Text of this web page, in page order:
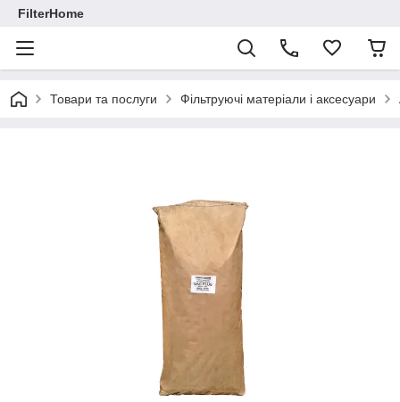
FilterHome
Товари та послуги Фільтруючі матеріали і аксесуари